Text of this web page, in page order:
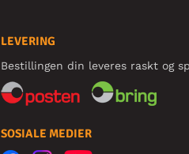
LEVERING
Bestillingen din leveres raskt og
SOSIALE MEDIER